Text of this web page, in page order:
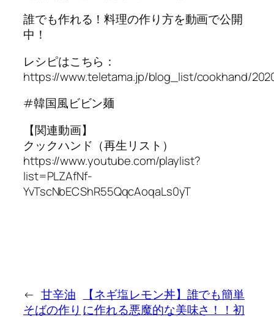
誰でも作れる！料理の作り方を動画で公開
中！
レシピはこちら：
https://www.teletama.jp/blog_list/cookhand/
#韓国風ビビン麺
【関連動画】
クックハンド（再生リスト）
https://www.youtube.com/playlist?
list=PLZAfNf-
YvTscNbECShR55QqcAoqaLs0yT
← 甘辛油
そばの作り
【ネギ塩レモン丼】誰でも簡単
に作れる悪魔的な美味さ！！初